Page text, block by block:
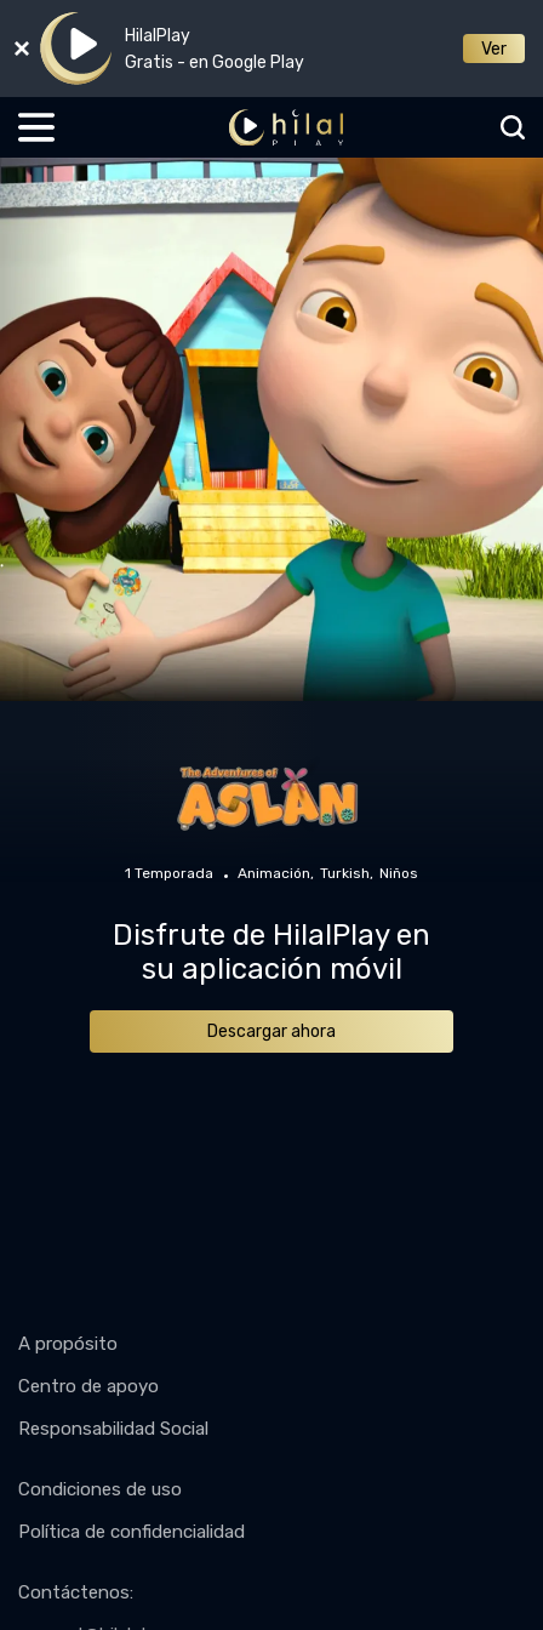
HilalPlay
Gratis - en Google Play
Ver
1 Temporada Animación Turkish Niños
Disfrute de HilalPlay en
su aplicación móvil
Descargar ahora
A propósito
Centro de apoyo
Responsabilidad Social
Condiciones de uso
Política de confidencialidad
Contáctenos: